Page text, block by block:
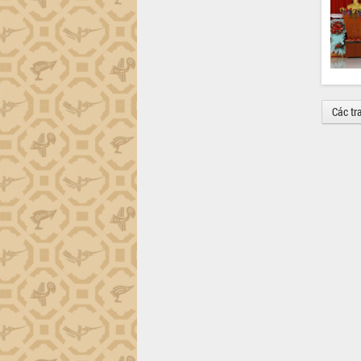
Các